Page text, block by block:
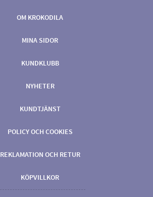
OM KROKODILA
MINA SIDOR
KUNDKLUBB
NYHETER
KUNDTJÄNST
POLICY OCH COOKIES
REKLAMATION OCH RETUR
KÖPVILLKOR